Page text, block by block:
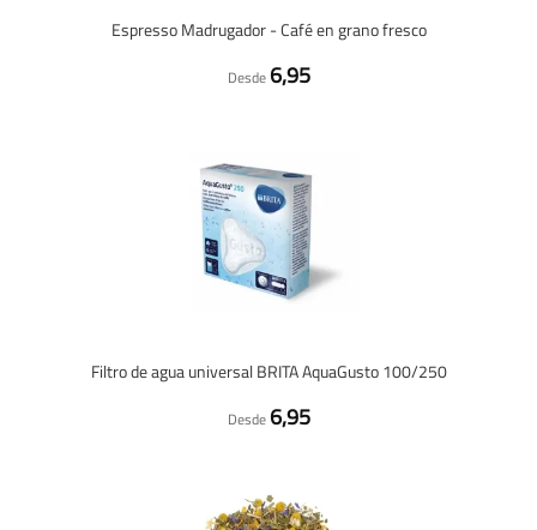
Espresso Madrugador - Café en grano fresco
Desde 6,95
Filtro de agua universal BRITA AquaGusto 100/250
Desde 6,95